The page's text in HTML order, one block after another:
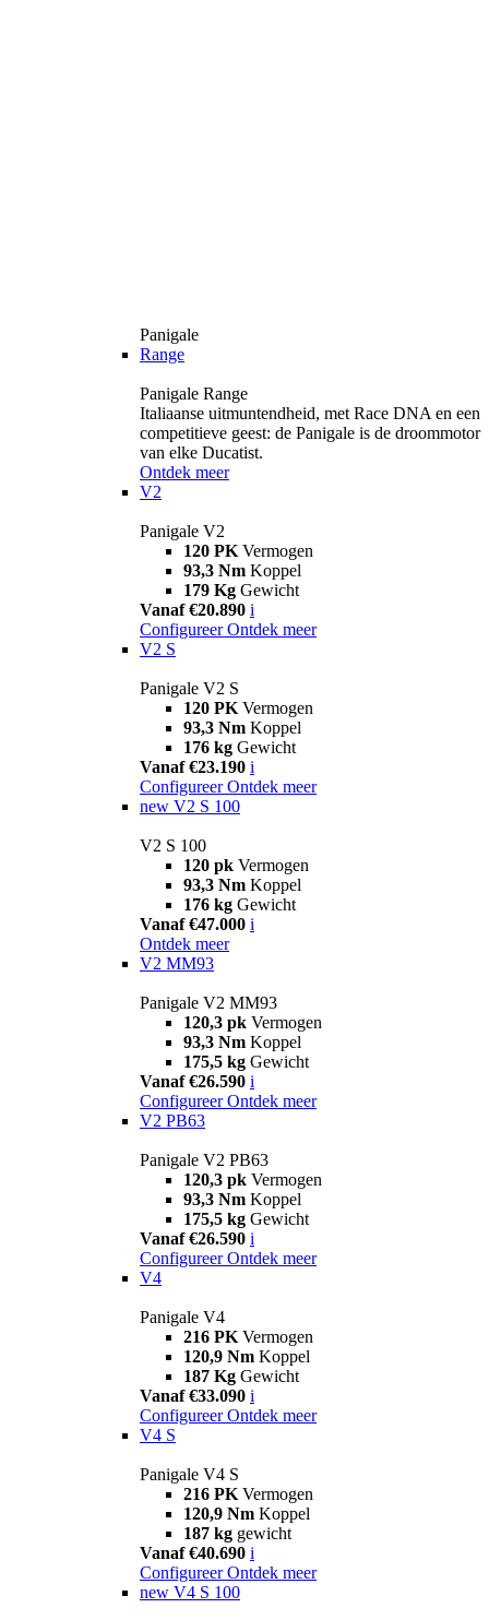
Panigale
Range
Panigale Range
Italiaanse uitmuntendheid, met Race DNA en een
competitieve geest: de Panigale is de droommotor
van elke Ducatist.
Ontdek meer
V2
Panigale V2
120 PK Vermogen
93,3 Nm Koppel
179 Kg Gewicht
Vanaf €20.890 i
Configureer Ontdek meer
V2 S
Panigale V2 S
120 PK Vermogen
93,3 Nm Koppel
176 kg Gewicht
Vanaf €23.190 i
Configureer Ontdek meer
new V2 S 100
V2 S 100
120 pk Vermogen
93,3 Nm Koppel
176 kg Gewicht
Vanaf €47.000 i
Ontdek meer
V2 MM93
Panigale V2 MM93
120,3 pk Vermogen
93,3 Nm Koppel
175,5 kg Gewicht
Vanaf €26.590 i
Configureer Ontdek meer
V2 PB63
Panigale V2 PB63
120,3 pk Vermogen
93,3 Nm Koppel
175,5 kg Gewicht
Vanaf €26.590 i
Configureer Ontdek meer
V4
Panigale V4
216 PK Vermogen
120,9 Nm Koppel
187 Kg Gewicht
Vanaf €33.090 i
Configureer Ontdek meer
V4 S
Panigale V4 S
216 PK Vermogen
120,9 Nm Koppel
187 kg gewicht
Vanaf €40.690 i
Configureer Ontdek meer
new V4 S 100